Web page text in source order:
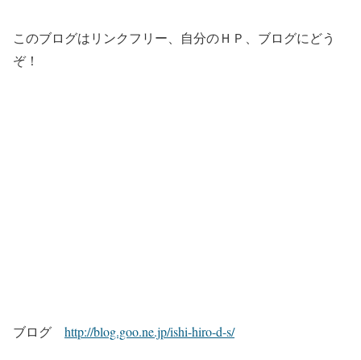
このブログはリンクフリー、自分のＨＰ、ブログにどう
ぞ！
ブログ http://blog.goo.ne.jp/ishi-hiro-d-s/